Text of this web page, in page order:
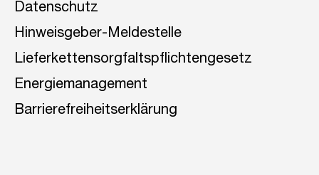
Datenschutz
Hinweisgeber-Meldestelle
Lieferkettensorgfaltspflichtengesetz
Energiemanagement
Barrierefreiheitserklärung